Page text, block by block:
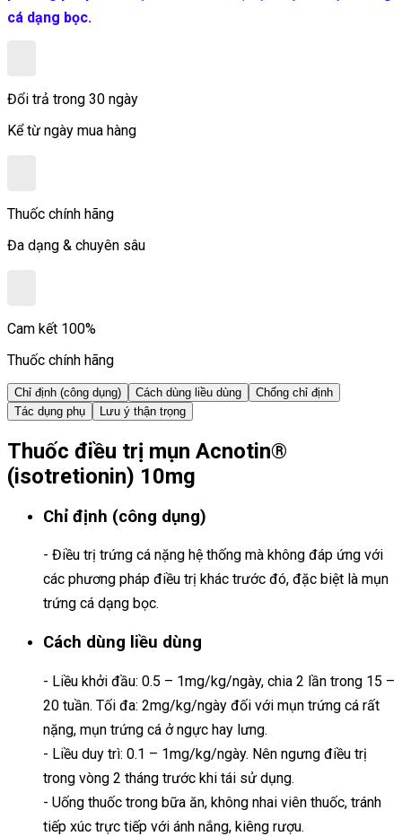
cá dạng bọc.
Đổi trả trong 30 ngày
Kể từ ngày mua hàng
Thuốc chính hãng
Đa dạng & chuyên sâu
Cam kết 100%
Thuốc chính hãng
Chỉ định (công dụng) Cách dùng liều dùng
Chống chỉ định
Tác dụng phụ
Lưu ý thận trọng
Thuốc điều trị mụn Acnotin®
(isotretionin) 10mg
Chỉ định (công dụng)
- Điều trị trứng cá nặng hệ thống mà không đáp ứng với
các phương pháp điều trị khác trước đó, đặc biệt là mụn
trứng cá dạng bọc.
Cách dùng liều dùng
- Liều khởi đầu: 0.5 – 1mg/kg/ngày, chia 2 lần trong 15 –
20 tuần. Tối đa: 2mg/kg/ngày đối với mụn trứng cá rất
nặng, mụn trứng cá ở ngực hay lưng.
- Liều duy trì: 0.1 – 1mg/kg/ngày. Nên ngưng điều trị
trong vòng 2 tháng trước khi tái sử dụng.
- Uống thuốc trong bữa ăn, không nhai viên thuốc, tránh
tiếp xúc trực tiếp với ánh nắng, kiêng rượu.